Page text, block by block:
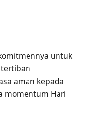
untuk
aman kepada
momentum Hari